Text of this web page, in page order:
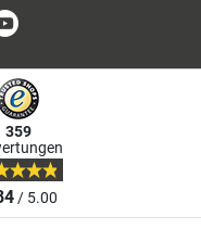
359
/ 5.00